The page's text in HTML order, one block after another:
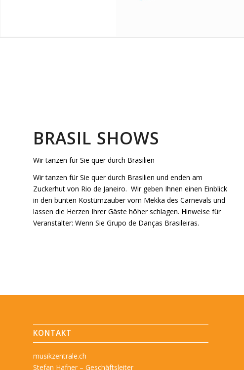
BRASIL SHOWS
Wir tanzen für Sie quer durch Brasilien
Wir tanzen für Sie quer durch Brasilien und enden am
Zuckerhut von Rio de Janeiro. Wir geben Ihnen einen Einblick
in den bunten Kostümzauber vom Mekka des Carnevals und
lassen die Herzen Ihrer Gäste höher schlagen. Hinweise für
Veranstalter: Wenn Sie Grupo de Danças Brasileiras.
KONTAKT
musikzentrale.ch
Stefan Hafner – Geschäftsleiter